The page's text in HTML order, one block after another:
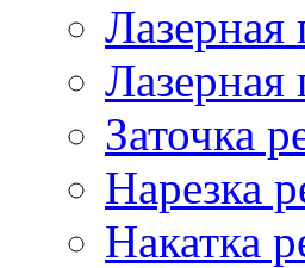
Лазерная
Лазерная
Заточка
Нарезка
Накатка